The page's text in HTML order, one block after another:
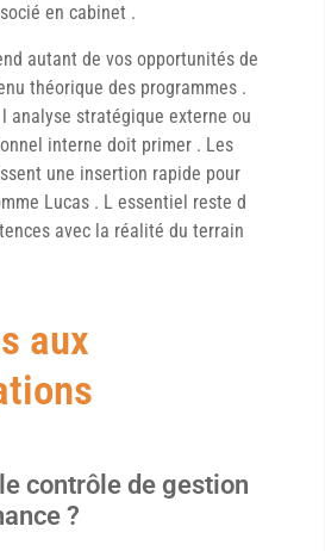
en cabinet .
autant de vos opportunités de
théorique des programmes .
analyse stratégique externe ou
interne doit primer . Les
une insertion rapide pour
Lucas . L essentiel reste d
avec la réalité du terrain
aux
contrôle de gestion
?